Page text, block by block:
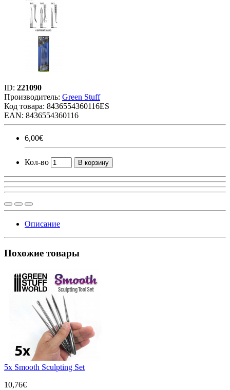
ID: 221090
Производитель: Green Stuff
Код товара: 8436554360116ES
EAN: 8436554360116
6,00€
Кол-во В корзину
Описание
Похожие товары
5x Smooth Sculpting Set
10,76€